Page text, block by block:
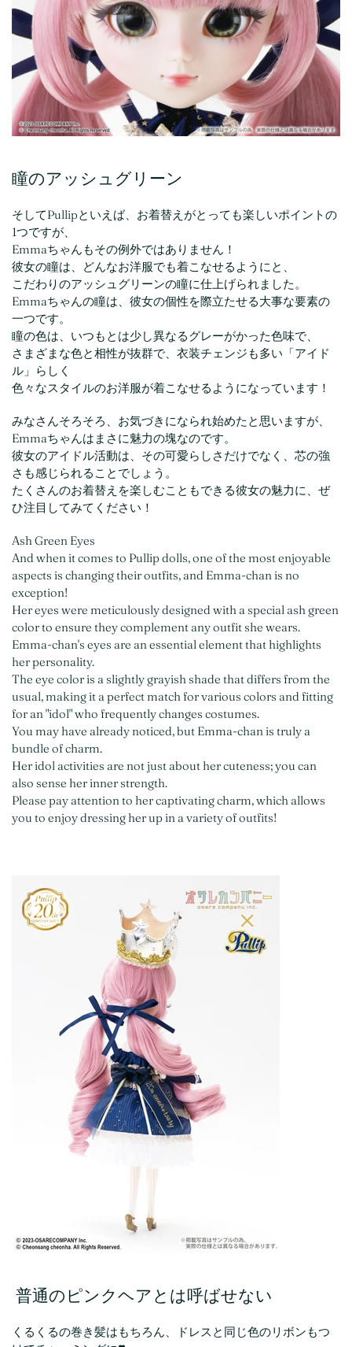
瞳のアッシュグリーン
そしてPullipといえば、お着替えがとっても楽しいポイントの
1つですが、
Emmaちゃんもその例外ではありません！
彼女の瞳は、どんなお洋服でも着こなせるようにと、
こだわりのアッシュグリーンの瞳に仕上げられました。
Emmaちゃんの瞳は、彼女の個性を際立たせる大事な要素の
一つです。
瞳の色は、いつもとは少し異なるグレーがかった色味で、
さまざまな色と相性が抜群で、衣装チェンジも多い「アイド
ル」らしく
色々なスタイルのお洋服が着こなせるようになっています！
みなさんそろそろ、お気づきになられ始めたと思いますが、
Emmaちゃんはまさに魅力の塊なのです。
彼女のアイドル活動は、その可愛らしさだけでなく、芯の強
さも感じられることでしょう。
たくさんのお着替えを楽しむこともできる彼女の魅力に、ぜ
ひ注目してみてください！
Ash Green Eyes
And when it comes to Pullip dolls, one of the most enjoyable
aspects is changing their outfits, and Emma-chan is no
exception!
Her eyes were meticulously designed with a special ash green
color to ensure they complement any outfit she wears.
Emma-chan's eyes are an essential element that highlights
her personality.
The eye color is a slightly grayish shade that differs from the
usual, making it a perfect match for various colors and fitting
for an "idol" who frequently changes costumes.
You may have already noticed, but Emma-chan is truly a
bundle of charm.
Her idol activities are not just about her cuteness; you can
also sense her inner strength.
Please pay attention to her captivating charm, which allows
you to enjoy dressing her up in a variety of outfits!
普通のピンクヘアとは呼ばせない
くるくるの巻き髪はもちろん、ドレスと同じ色のリボンもつ